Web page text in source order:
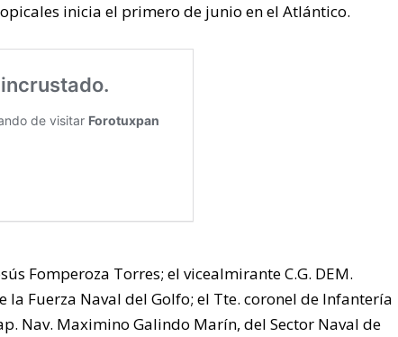
inicia el primero de junio en el Atlántico.
Fomperoza Torres; el vicealmirante C.G. DEM.
Fuerza Naval del Golfo; el Tte. coronel de Infantería
Nav. Maximino Galindo Marín, del Sector Naval de